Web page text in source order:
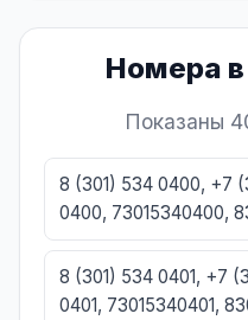
Номера в
Показаны
8 (301) 534 0400, +7
0400, 73015340400,
8 (301) 534 0401, +7
0401, 73015340401,